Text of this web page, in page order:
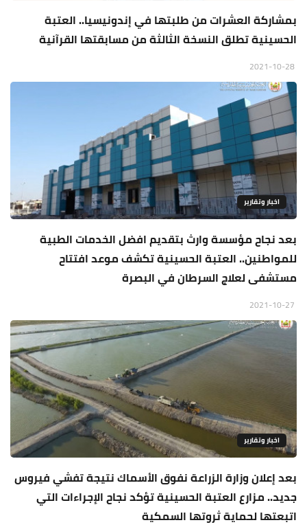
بمشاركة العشرات من طلبتها في إندونيسيا.. العتبة
الحسينية تطلق النسخة الثالثة من مسابقتها القرآنية
اخبار وتقارير
بعد نجاح مؤسسة وارث بتقديم افضل الخدمات الطبية
للمواطنين.. العتبة الحسينية تكشف موعد افتتاح
مستشفى لعلاج السرطان في البصرة
اخبار وتقارير
بعد إعلان وزارة الزراعة نفوق الأسماك نتيجة تفشي فيروس
جديد.. مزارع العتبة الحسينية تؤكد نجاح الإجراءات التي
اتبعتها لحماية ثروتها السمكية